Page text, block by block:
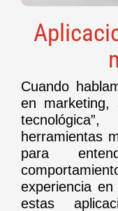
Cuando
en marketing,
herramientas
para
experiencia
estas